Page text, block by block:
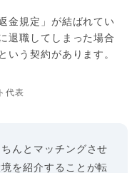
金規定」が結ばれてい
退職してしまった場合
いう契約があります。
代表
んとマッチングさせ
を紹介することが転